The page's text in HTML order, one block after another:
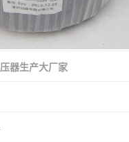
器生产大厂家